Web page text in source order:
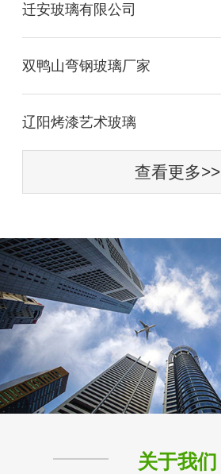
迁安玻璃有限公司
双鸭山弯钢玻璃厂家
辽阳烤漆艺术玻璃
查看更多>>
关于我们